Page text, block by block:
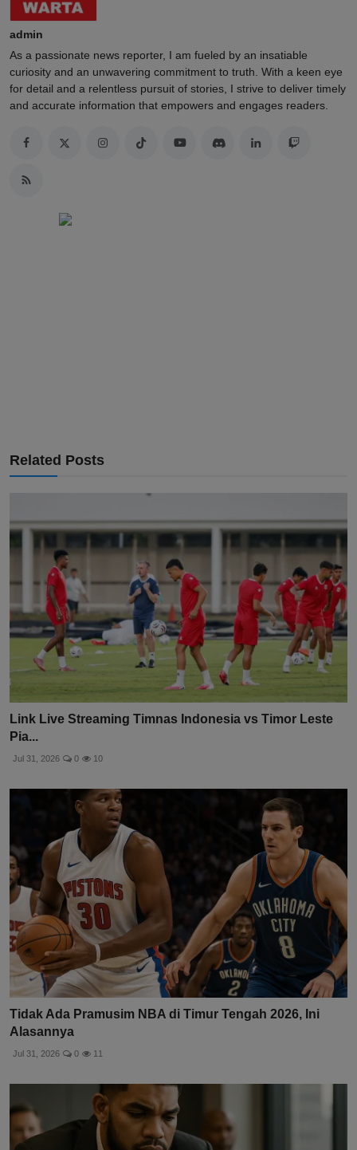
admin
As a passionate news reporter, I am fueled by an insatiable
curiosity and an unwavering commitment to truth. With a keen eye
for detail and a relentless pursuit of stories, I strive to deliver timely
and accurate information that empowers and engages readers.
Related Posts
Link Live Streaming Timnas Indonesia vs Timor Leste
Pia...
Jul 31, 2026 0 10
Tidak Ada Pramusim NBA di Timur Tengah 2026, Ini
Alasannya
Jul 31, 2026 0 11